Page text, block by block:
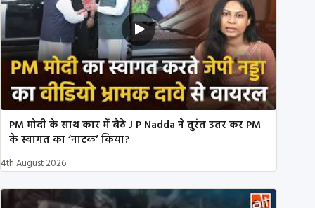
PM मोदी के साथ कार में बैठे J P Nadda ने तुरंत उतर कर PM
के स्वागत का ‘नाटक’ किया?
4th August 2026